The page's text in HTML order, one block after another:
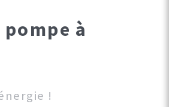
à
!